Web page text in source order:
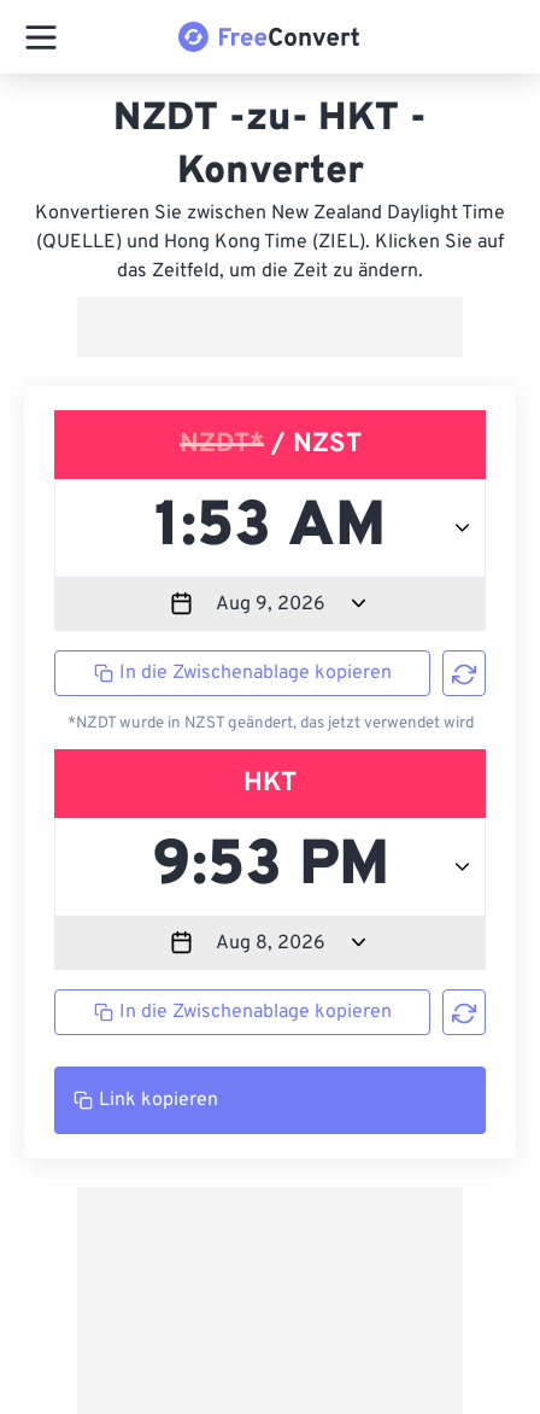
NZDT -zu- HKT -
Konverter
Konvertieren Sie zwischen New Zealand Daylight Time
(QUELLE) und Hong Kong Time (ZIEL). Klicken Sie auf
das Zeitfeld, um die Zeit zu ändern.
NZDT*/ NZST
In die Zwischenablage kopieren
*NZDT wurde in NZST geändert, das jetzt verwendet wird
HKT
In die Zwischenablage kopieren
Link kopieren